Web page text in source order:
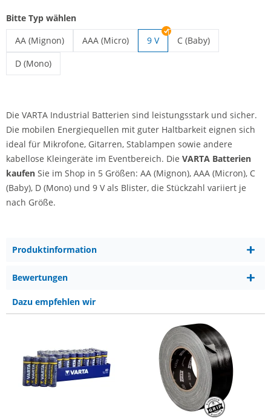
Bitte Typ wählen
AA (Mignon)
VARTA Batterien | AA (Mignon)
AAA (Micro)
9 V
C (Baby)
D (Mono)
Die VARTA Industrial Batterien sind leistungsstark und sicher.
Die mobilen Energiequellen mit guter Haltbarkeit eignen sich
ideal für Mikrofone, Gitarren, Stablampen sowie andere
kabellose Kleingeräte im Eventbereich. Die VARTA Batterien
kaufen Sie im Shop in 5 Größen: AA (Mignon), AAA (Micron), C
(Baby), D (Mono) und 9 V als Blister, die Stückzahl variiert je
nach Größe.
Produktinformation
Bewertungen
Dazu empfehlen wir